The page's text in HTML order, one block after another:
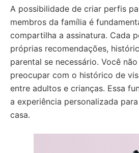
A possibilidade de criar perfis
membros da família é
compartilha a assinatura. Cada
próprias recomendações,
parental se necessário. Você
preocupar com o histórico de
entre adultos e crianças. Essa
a experiência personalizada
casa.